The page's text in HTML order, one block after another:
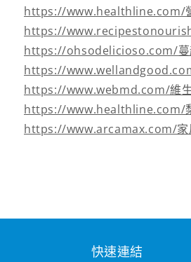
https://www.healthline.com/
https://
https://ohsodelicioso.com/蔓
https://
https://www.webmd.com/維
https://www.healthline.com/
https://www.arcamax.com/
快速連結